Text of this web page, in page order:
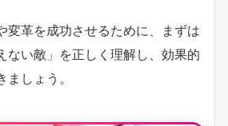
変革を成功させるために、まずは
ない敵」を正しく理解し、効果的
しょう。